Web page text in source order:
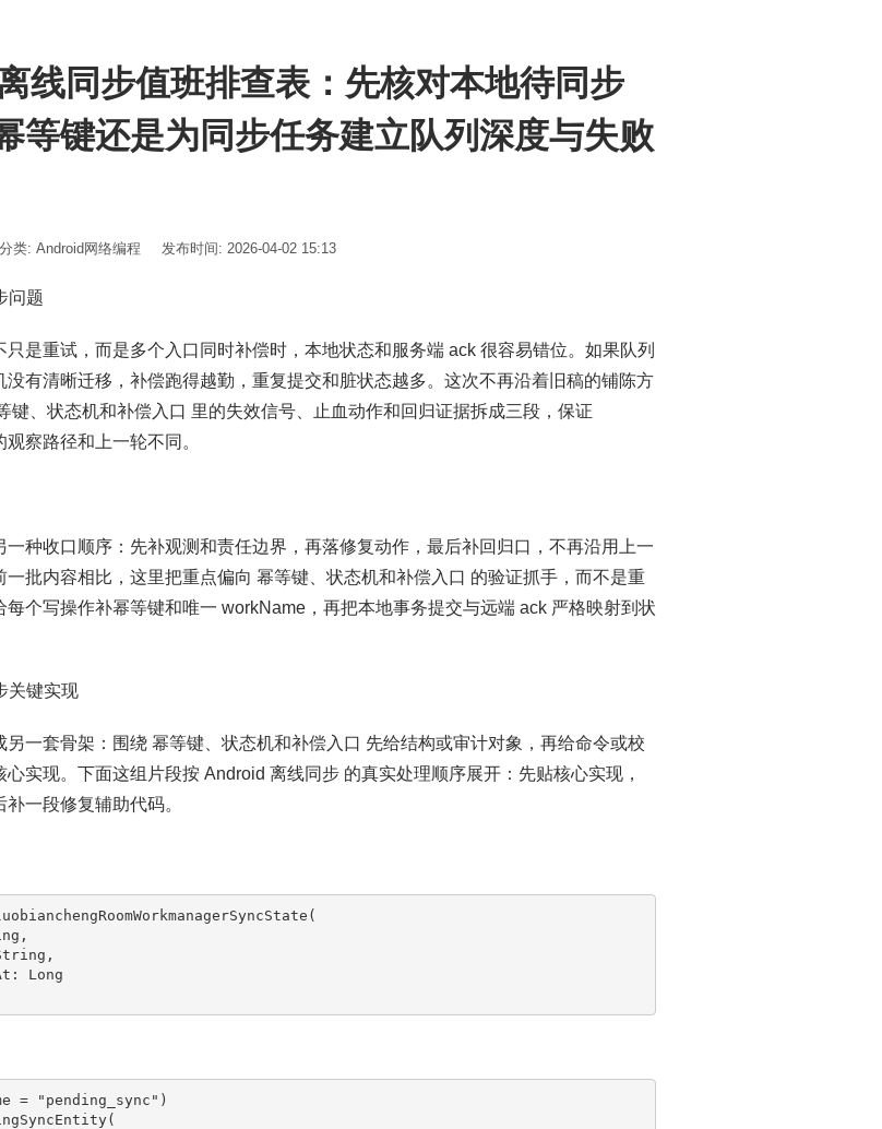
线同步值班排查表：先核对本地待同步
等键还是为同步任务建立队列深度与失败
分类: Android网络编程 发布时间: 2026-04-02 15:13
问题
只是重试，而是多个入口同时补偿时，本地状态和服务端 ack 很容易错位。如果队列
没有清晰迁移，补偿跑得越勤，重复提交和脏状态越多。这次不再沿着旧稿的铺陈方
键、状态机和补偿入口 里的失效信号、止血动作和回归证据拆成三段，保证
察路径和上一轮不同。
一种收口顺序：先补观测和责任边界，再落修复动作，最后补回归口，不再沿用上一
一批内容相比，这里把重点偏向 幂等键、状态机和补偿入口 的验证抓手，而不是重
每个写操作补幂等键和唯一 workName，再把本地事务提交与远端 ack 严格映射到状
关键实现
另一套骨架：围绕 幂等键、状态机和补偿入口 先给结构或审计对象，再给命令或校
实现。下面这组片段按 Android 离线同步 的真实处理顺序展开：先贴核心实现，
一段修复辅助代码。
= "pending_sync")